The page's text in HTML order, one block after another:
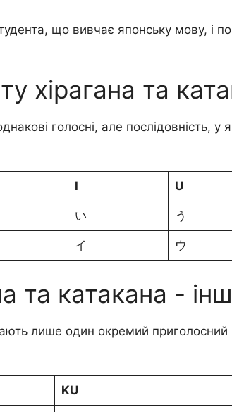
що вивчає японську мову, і
хірагана та
голосні, але послідовність,
I U
い う
イ ウ
та катакана -
лише один окремий
KU